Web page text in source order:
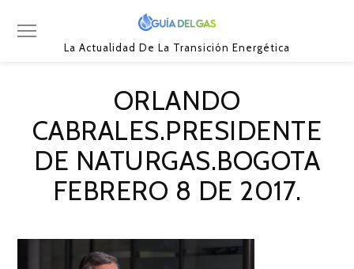
La Actualidad De La Transición Energética
ORLANDO
CABRALES.PRESIDENTE
DE NATURGAS.BOGOTA
FEBRERO 8 DE 2017.